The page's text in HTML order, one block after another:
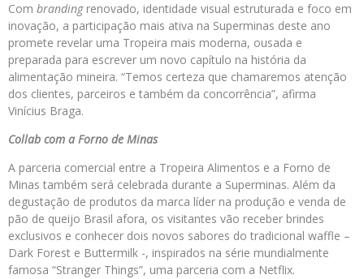
Com brandingrenovado, identidade visual estruturada e foco em
inovação, a participação mais ativa na Superminas deste ano
promete revelar uma Tropeira mais moderna, ousada e
preparada para escrever um novo capítulo na história da
alimentação mineira. “Temos certeza que chamaremos atenção
dos clientes, parceiros e também da concorrência”, afirma
Vinícius Braga.
Collab com a Forno de Minas
A parceria comercial entre a Tropeira Alimentos e a Forno de
Minas também será celebrada durante a Superminas. Além da
degustação de produtos da marca líder na produção e venda de
pão de queijo Brasil afora, os visitantes vão receber brindes
exclusivos e conhecer dois novos sabores do tradicional waffle –
Dark Forest e Buttermilk -, inspirados na série mundialmente
famosa “Stranger Things”, uma parceria com a Netflix.